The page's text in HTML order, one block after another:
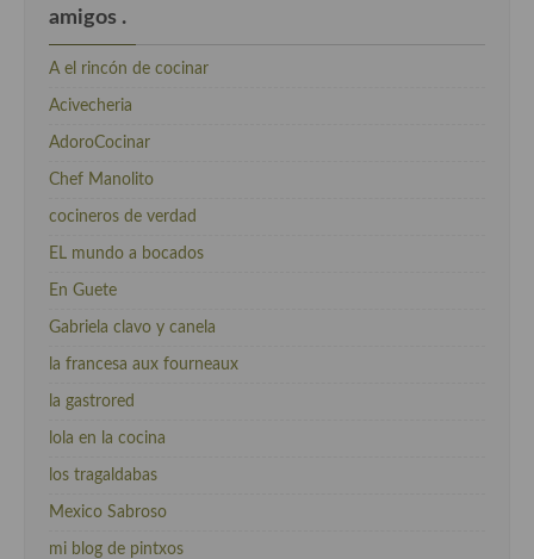
amigos .
A el rincón de cocinar
Acivecheria
AdoroCocinar
Chef Manolito
cocineros de verdad
EL mundo a bocados
En Guete
Gabriela clavo y canela
la francesa aux fourneaux
la gastrored
lola en la cocina
los tragaldabas
Mexico Sabroso
mi blog de pintxos